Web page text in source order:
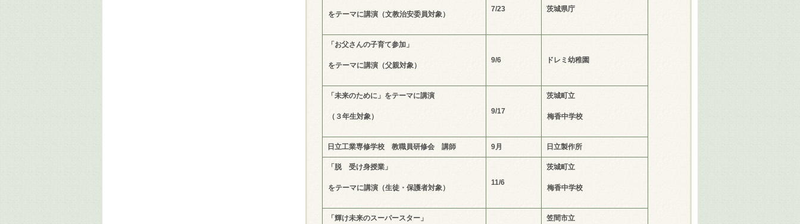
をテーマに講演（文教治安委員対象）
7/23 茨城県庁
「お父さんの子育て参加」
をテーマに講演（父親対象）
9/6 ドレミ幼稚園
「未来のために」をテーマに講演
（３年生対象）
9/17
茨城町立
梅香中学校
日立工業専修学校 教職員研修会 講師 9月 日立製作所
「脱 受け身授業」
をテーマに講演（生徒・保護者対象）
11/6
茨城町立
梅香中学校
「輝け未来のスーパースター」 笠間市立